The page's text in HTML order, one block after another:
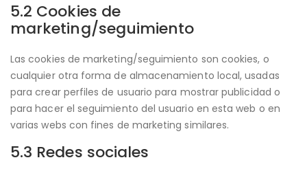
5.2 Cookies de
marketing/seguimiento
Las cookies de marketing/seguimiento son cookies, o
cualquier otra forma de almacenamiento local, usadas
para crear perfiles de usuario para mostrar publicidad o
para hacer el seguimiento del usuario en esta web o en
varias webs con fines de marketing similares.
5.3 Redes sociales